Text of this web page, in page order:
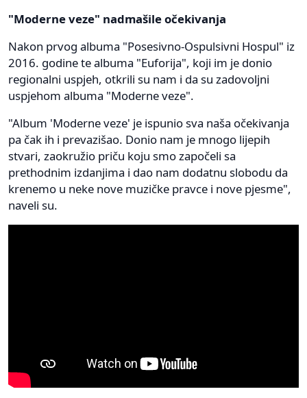
"Moderne veze" nadmašile očekivanja
Nakon prvog albuma "Posesivno-Ospulsivni Hospul" iz
2016. godine te albuma "Euforija", koji im je donio
regionalni uspjeh, otkrili su nam i da su zadovoljni
uspjehom albuma "Moderne veze".
"Album 'Moderne veze' je ispunio sva naša očekivanja
pa čak ih i prevazišao. Donio nam je mnogo lijepih
stvari, zaokružio priču koju smo započeli sa
prethodnim izdanjima i dao nam dodatnu slobodu da
krenemo u neke nove muzičke pravce i nove pjesme",
naveli su.